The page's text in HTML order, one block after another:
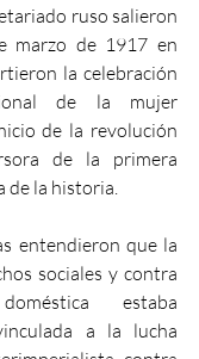
ruso salieron
marzo de 1917 en
la celebración
de la mujer
de la revolución
de la primera
de la historia.
entendieron que la
sociales y contra
estaba
a la lucha